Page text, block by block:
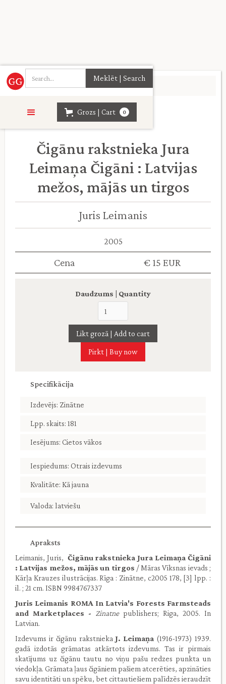
Grozs | Cart 0
Sākumlapa > Folklora. Etnogrāfija
Čigānu rakstnieka Jura
Leimaņa Čigāni : Latvijas
mežos, mājās un tirgos
Juris Leimanis
2005
Cena € 15 EUR
Daudzums | Quantity
Pirkt | Buy now
Specifikācija
Izdevējs: Zinātne
Lpp. skaits: 181
Iesējums: Cietos vākos
Iespiedums: Otrais izdevums
Kvalitāte: Kā jauna
Valoda: latviešu
Apraksts
Leimanis, Juris, Čigānu rakstnieka Jura Leimaņa Čigāni
: Latvijas mežos, mājās un tirgos / Māras Vīksnas ievads ;
Kārļa Krauzes ilustrācijas. Rīga : Zinātne, c2005 178, [3] lpp. :
il. ; 21 cm. ISBN 9984767337
Juris Leimanis ROMA In Latvia's Forests Farmsteads
and Marketplaces -
Zinatnepublishers; Riga, 2005. In
Latvian.
Izdevums ir čigānu rakstnieka J. Leimaņa (1916-1973) 1939.
gadā izdotās grāmatas atkārtots izdevums. Tas ir pirmais
skatījums uz čigānu tautu no viņu pašu redzes punkta un
viedokļa. Grāmata ļaus čigāniem pašiem atcerēties, apzināties
savu identitāti un spēku, bet cittautiešiem palīdzēs ieraudzīt